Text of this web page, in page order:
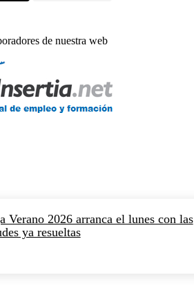
de nuestra web
Verano 2026 arranca el lunes con las
ya resueltas